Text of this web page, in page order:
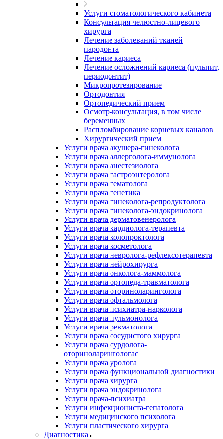
Услуги стоматологического кабинета
Консультация челюстно-лицевого
хирурга
Лечение заболеваний тканей
пародонта
Лечение кариеса
Лечение осложнений кариеса (пульпит,
периодонтит)
Микропротезирование
Ортодонтия
Ортопедический прием
Осмотр-консультация, в том числе
беременных
Распломбирование корневых каналов
Хирургический прием
Услуги врача акушера-гинеколога
Услуги врача аллерголога-иммунолога
Услуги врача анестезиолога
Услуги врача гастроэнтеролога
Услуги врача гематолога
Услуги врача генетика
Услуги врача гинеколога-репродуктолога
Услуги врача гинеколога-эндокринолога
Услуги врача дерматовенеролога
Услуги врача кардиолога-терапевта
Услуги врача колопроктолога
Услуги врача косметолога
Услуги врача невролога-рефлексотерапевта
Услуги врача нейрохирурга
Услуги врача онколога-маммолога
Услуги врача ортопеда-травматолога
Услуги врача оториноларинголога
Услуги врача офтальмолога
Услуги врача психиатра-нарколога
Услуги врача пульмонолога
Услуги врача ревматолога
Услуги врача сосудистого хирурга
Услуги врача сурдолога-
оториноларингологас
Услуги врача уролога
Услуги врача функциональной диагностики
Услуги врача хирурга
Услуги врача эндокринолога
Услуги врача-психиатра
Услуги инфекциониста-гепатолога
Услуги медицинского психолога
Услуги пластического хирурга
Диагностика